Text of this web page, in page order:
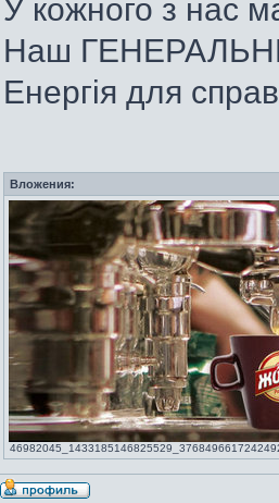
У кожного з нас
Наш
Енергія для
Вложения: